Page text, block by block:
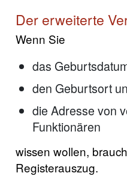
Der erweiterte
Wenn Sie
das
den Geburtsort
die Adresse von
Funktionären
wissen wollen,
Registerauszug.